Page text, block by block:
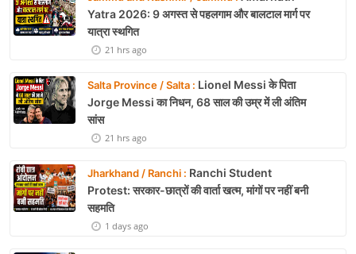
Yatra 2026: 9 अगस्त से पहलगाम और बालटाल मार्ग पर
यात्रा स्थगित
21 hrs ago
Salta Province / Salta : Lionel Messi के पिता
Jorge Messi का निधन, 68 साल की उम्र में ली अंतिम
सांस
21 hrs ago
Jharkhand / Ranchi : Ranchi Student
Protest: सरकार-छात्रों की वार्ता खत्म, मांगों पर नहीं बनी
सहमति
1 days ago